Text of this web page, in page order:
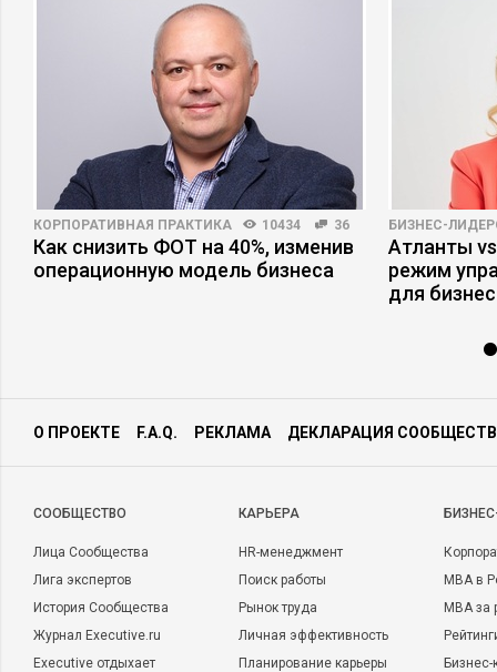
КОРПОРАТИВНАЯ ПРАКТИКА 10434 36
Как снизить ФОТ на 40%, изменив
операционную модель бизнеса
БИЗНЕС-
Атланты
режим
для
О ПРОЕКТЕ F.A.Q. РЕКЛАМА ДЕКЛАРАЦИЯ
CООБЩЕСТВО
Лица Сообщества
Лига экспертов
История Сообщества
Журнал Executive.ru
Executive отдыхает
КАРЬЕРА
HR-менеджмент
Поиск работы
Рынок труда
Личная эффективность
Планирование карьеры
MBA в
MBA
Бизнес-